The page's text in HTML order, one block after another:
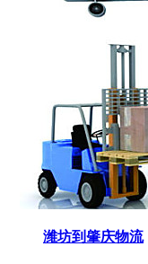
潍坊到肇庆物流